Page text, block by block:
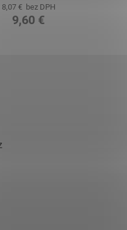
8,07 € bez DPH
9,60 €